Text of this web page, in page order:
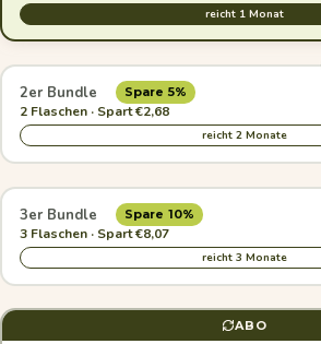
reicht 1 Monat
2er Bundle Spare 5%
2 Flaschen · Spart €2,68
reicht 2 Monate
3er Bundle Spare 10%
3 Flaschen · Spart €8,07
reicht 3 Monate
ABO